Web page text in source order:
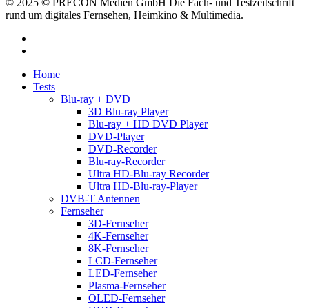
© 2025 © PRECON Medien GmbH Die Fach- und Testzeitschrift
rund um digitales Fernsehen, Heimkino & Multimedia.
Close
Menu
Home
Tests
Blu-ray + DVD
3D Blu-ray Player
Blu-ray + HD DVD Player
DVD-Player
DVD-Recorder
Blu-ray-Recorder
Ultra HD-Blu-ray Recorder
Ultra HD-Blu-ray-Player
DVB-T Antennen
Fernseher
3D-Fernseher
4K-Fernseher
8K-Fernseher
LCD-Fernseher
LED-Fernseher
Plasma-Fernseher
OLED-Fernseher